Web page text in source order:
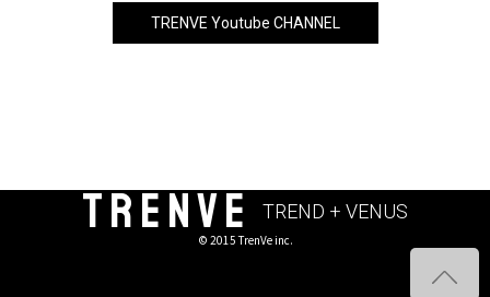
TRENVE Youtube CHANNEL
TRENVE TREND + VENUS
© 2015 TrenVe inc.